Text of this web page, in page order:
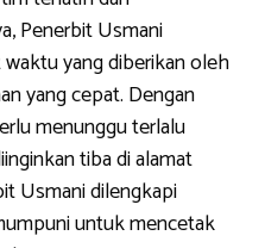
Penerbit Usmani
yang diberikan oleh
yang cepat. Dengan
menunggu terlalu
tiba di alamat
Usmani dilengkapi
untuk mencetak